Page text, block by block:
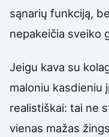
sąnarių funkciją,
nepakeičia sveiko
Jeigu kava su
maloniu kasdieniu
realistiškai: tai ne
vienas mažas